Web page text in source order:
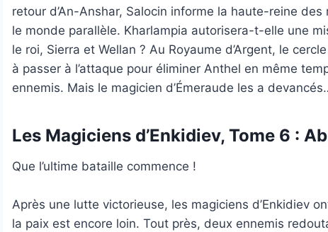
retour d’An-Anshar, Salocin informe la haute-reine
le monde parallèle. Kharlampia autorisera-t-elle une
le roi, Sierra et Wellan ? Au Royaume d’Argent, le
à passer à l’attaque pour éliminer Anthel en même
ennemis. Mais le magicien d’Émeraude les a
Les Magiciens d’Enkidiev, Tome 6 :
Que l’ultime bataille commence !
Après une lutte victorieuse, les magiciens d’Enkidiev
la paix est encore loin. Tout près, deux ennemis